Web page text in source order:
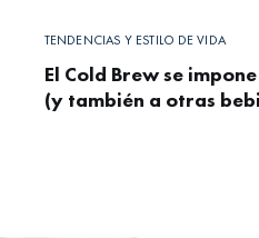
TENDENCIAS Y ESTILO DE VIDA
El Cold Brew se
(y también a otras